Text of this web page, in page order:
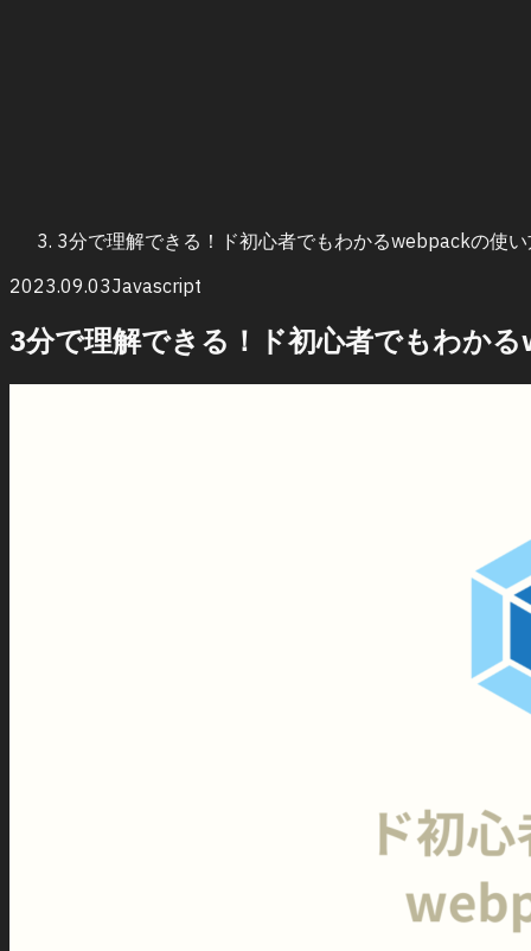
3分で理解できる！ド初心者でもわかるwebpackの使
2023.09.03Javascript
3分で理解できる！ド初心者でもわか